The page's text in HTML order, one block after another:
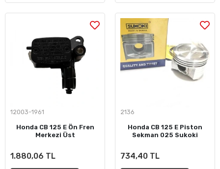
12003-1961
Honda CB 125 E Ön Fren
Merkezi Üst
1.880,06 TL
2136
Honda CB 125 E Piston
Sekman 025 Sukoki
734,40 TL